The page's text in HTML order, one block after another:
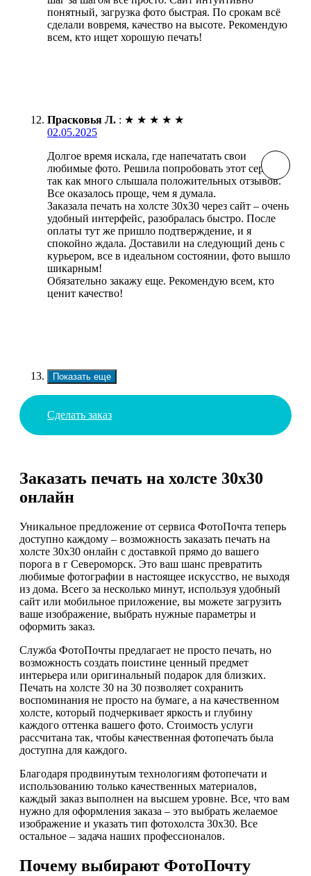
понятный, загрузка фото быстрая. По срокам всё
сделали вовремя, качество на высоте. Рекомендую
всем, кто ищет хорошую печать!
Прасковья Л. : ★ ★ ★ ★ ★
02.05.2025
Долгое время искала, где напечатать свои
любимые фото. Решила попробовать этот сервис,
так как много слышала положительных отзывов.
Все оказалось проще, чем я думала.
Заказала печать на холсте 30х30 через сайт – очень
удобный интерфейс, разобралась быстро. После
оплаты тут же пришло подтверждение, и я
спокойно ждала. Доставили на следующий день с
курьером, все в идеальном состоянии, фото вышло
шикарным!
Обязательно закажу еще. Рекомендую всем, кто
ценит качество!
Показать еще
Сделать заказ
Заказать печать на холсте 30х30
онлайн
Уникальное предложение от сервиса ФотоПочта теперь
доступно каждому – возможность заказать печать на
холсте 30х30 онлайн с доставкой прямо до вашего
порога в г Североморск. Это ваш шанс превратить
любимые фотографии в настоящее искусство, не выходя
из дома. Всего за несколько минут, используя удобный
сайт или мобильное приложение, вы можете загрузить
ваше изображение, выбрать нужные параметры и
оформить заказ.
Служба ФотоПочты предлагает не просто печать, но
возможность создать поистине ценный предмет
интерьера или оригинальный подарок для близких.
Печать на холсте 30 на 30 позволяет сохранить
воспоминания не просто на бумаге, а на качественном
холсте, который подчеркивает яркость и глубину
каждого оттенка вашего фото. Стоимость услуги
рассчитана так, чтобы качественная фотопечать была
доступна для каждого.
Благодаря продвинутым технологиям фотопечати и
использованию только качественных материалов,
каждый заказ выполнен на высшем уровне. Все, что вам
нужно для оформления заказа – это выбрать желаемое
изображение и указать тип фотохолста 30х30. Все
остальное – задача наших профессионалов.
Почему выбирают ФотоПочту